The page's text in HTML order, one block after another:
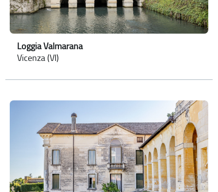
Loggia Valmarana
Vicenza (VI)